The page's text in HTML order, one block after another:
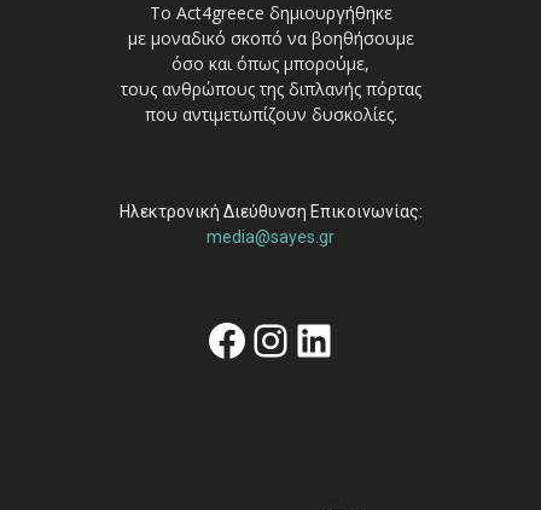
Το Act4greece δημιουργήθηκε
με μοναδικό σκοπό να βοηθήσουμε
όσο και όπως μπορούμε,
τους ανθρώπους της διπλανής πόρτας
που αντιμετωπίζουν δυσκολίες.
Ηλεκτρονική Διεύθυνση Επικοινωνίας:
media@sayes.gr
Facebook
Instagram
Linkedin